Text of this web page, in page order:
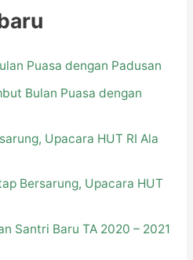
Puasa dengan Padusan
Bulan Puasa dengan
Upacara HUT RI Ala
Bersarung, Upacara HUT
Santri Baru TA 2020 – 2021